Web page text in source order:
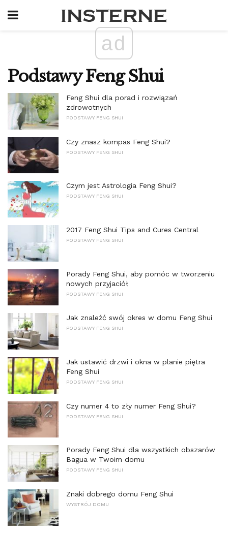
ad
Podstawy Feng Shui
Feng Shui dla porad i rozwiązań
zdrowotnych
PODSTAWY FENG SHUI
Czy znasz kompas Feng Shui?
PODSTAWY FENG SHUI
Czym jest Astrologia Feng Shui?
PODSTAWY FENG SHUI
2017 Feng Shui Tips and Cures Central
PODSTAWY FENG SHUI
Porady Feng Shui, aby pomóc w tworzeniu
nowych przyjaciół
PODSTAWY FENG SHUI
Jak znaleźć swój okres w domu Feng Shui
PODSTAWY FENG SHUI
Jak ustawić drzwi i okna w planie piętra
Feng Shui
PODSTAWY FENG SHUI
Czy numer 4 to zły numer Feng Shui?
PODSTAWY FENG SHUI
Porady Feng Shui dla wszystkich obszarów
Bagua w Twoim domu
PODSTAWY FENG SHUI
Znaki dobrego domu Feng Shui
WYSTRÓJ DOMU